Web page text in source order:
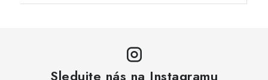
Sledujte nás na Instagramu